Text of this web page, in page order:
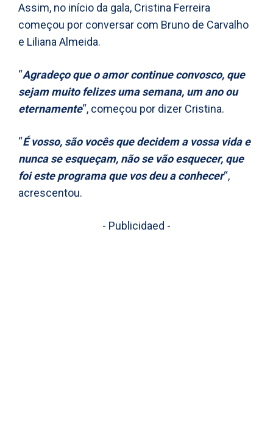
Assim, no início da gala, Cristina Ferreira
começou por conversar com Bruno de Carvalho
e Liliana Almeida.
“Agradeço que o amor continue convosco, que
sejam muito felizes uma semana, um ano ou
eternamente“, começou por dizer Cristina.
“É vosso, são vocês que decidem a vossa vida e
nunca se esqueçam, não se vão esquecer, que
foi este programa que vos deu a conhecer“,
acrescentou.
- Publicidaed -